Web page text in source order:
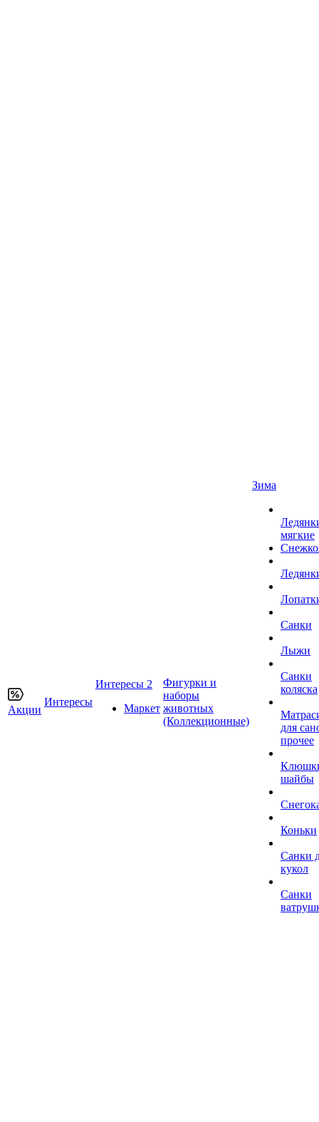
Акции
Интересы
Интересы 2
Маркет
Фигурки и
наборы
животных
(Коллекционные)
Зима
мягкие
Санки
Лыжи
Санки
коляска
для
прочее
шайбы
Коньки
Санки
кукол
Санки